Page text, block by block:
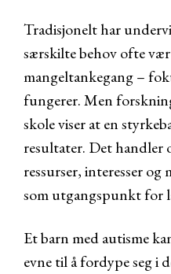
Tradisjonelt har
særskilte behov ofte
mangeltankegang –
fungerer. Men
skole viser at en
resultater. Det handler
ressurser, interesser og
som utgangspunkt for
Et barn med autisme
evne til å fordype seg i